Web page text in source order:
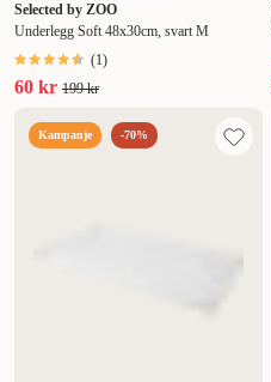
Selected by ZOO
Underlegg Soft 48x30cm, svart M
(1)
60 kr 199 kr
Kampanje -70%